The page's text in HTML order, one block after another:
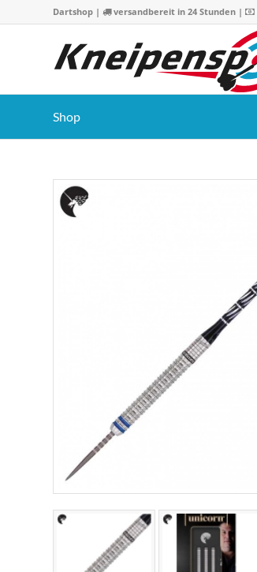
Dartshop | versandbereit in 24 Stunden |
Shop